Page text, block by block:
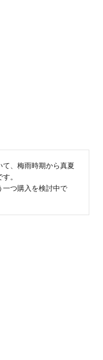
、梅雨時期から真夏
。
一つ購入を検討中で